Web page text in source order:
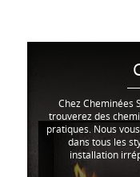
Chez Cheminées
trouverez des
pratiques. Nous
dans tous les
installation